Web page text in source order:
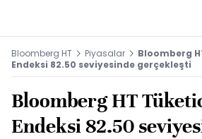
Bloomberg HT Piyasalar
Bloomberg
Endeksi 82.50 seviyesinde gerçekleşti
Bloomberg HT
Endeksi 82.50